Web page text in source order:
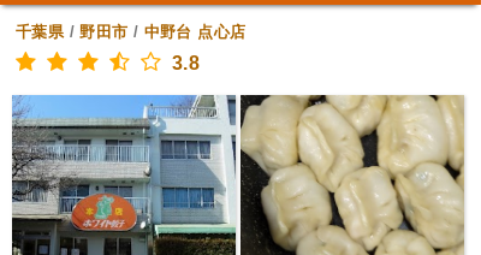
千葉県/野田市 / 中野台 点心店
3.8